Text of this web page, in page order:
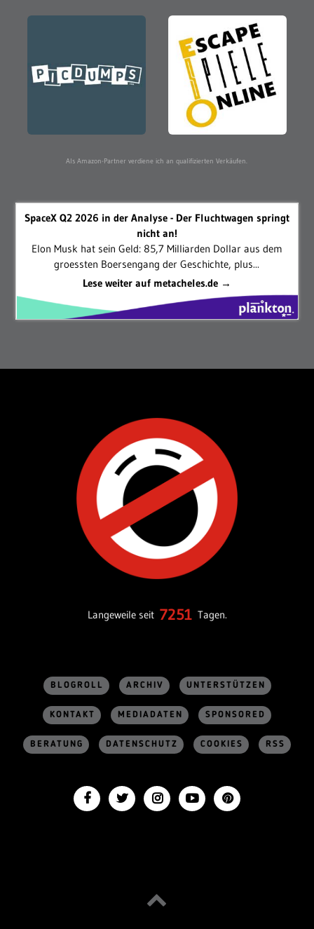
Als Amazon-Partner verdiene ich an qualifizierten Verkäufen.
SpaceX Q2 2026 in der Analyse - Der Fluchtwagen springt
nicht an!
Elon Musk hat sein Geld: 85,7 Milliarden Dollar aus dem
groessten Boersengang der Geschichte, plus...
Lese weiter auf metacheles.de →
Langeweile seit 7251 Tagen.
BLOGROLL ARCHIV UNTERSTÜTZEN
KONTAKT MEDIADATEN SPONSORED
BERATUNG DATENSCHUTZ COOKIES RSS